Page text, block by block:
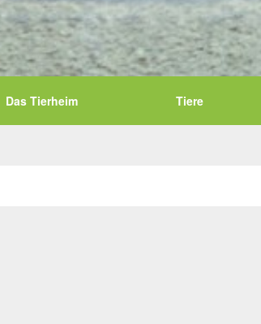
Das Tierheim Tiere